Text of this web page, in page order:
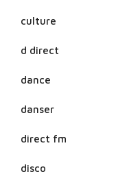
culture
d direct
dance
danser
direct fm
disco